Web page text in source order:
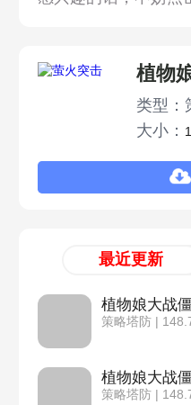
植物
类型：
大小：
最近更新
植物娘大战
策略塔防 |
植物娘大战
策略塔防 |